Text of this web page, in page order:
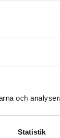
och
Statistik